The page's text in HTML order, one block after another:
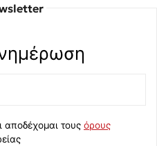
τους όρους